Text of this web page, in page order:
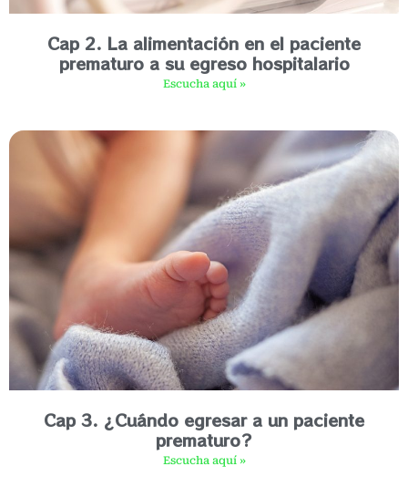
Cap 2. La alimentación en el paciente
prematuro a su egreso hospitalario
Escucha aquí »
Cap 3. ¿Cuándo egresar a un paciente
prematuro?
Escucha aquí »